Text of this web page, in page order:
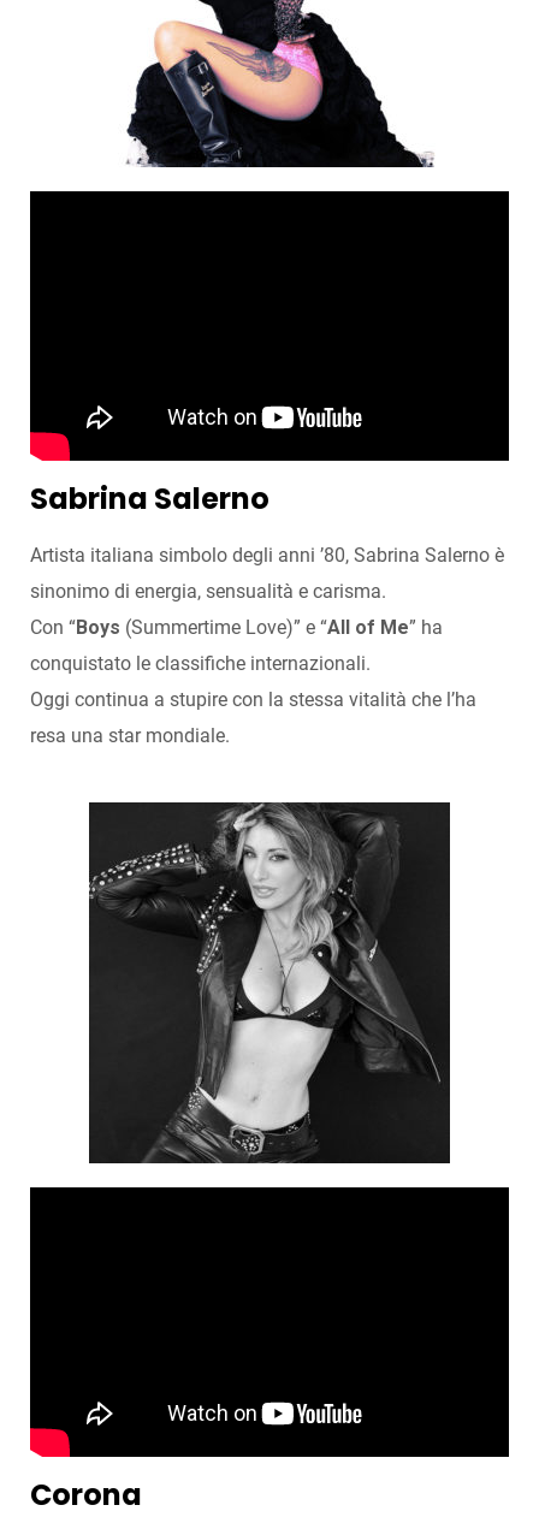
Sabrina Salerno
Artista italiana simbolo degli anni ’80, Sabrina Salerno è
sinonimo di energia, sensualità e carisma.
Con “Boys (Summertime Love)” e “All of Me” ha
conquistato le classifiche internazionali.
Oggi continua a stupire con la stessa vitalità che l’ha
resa una star mondiale.
Corona